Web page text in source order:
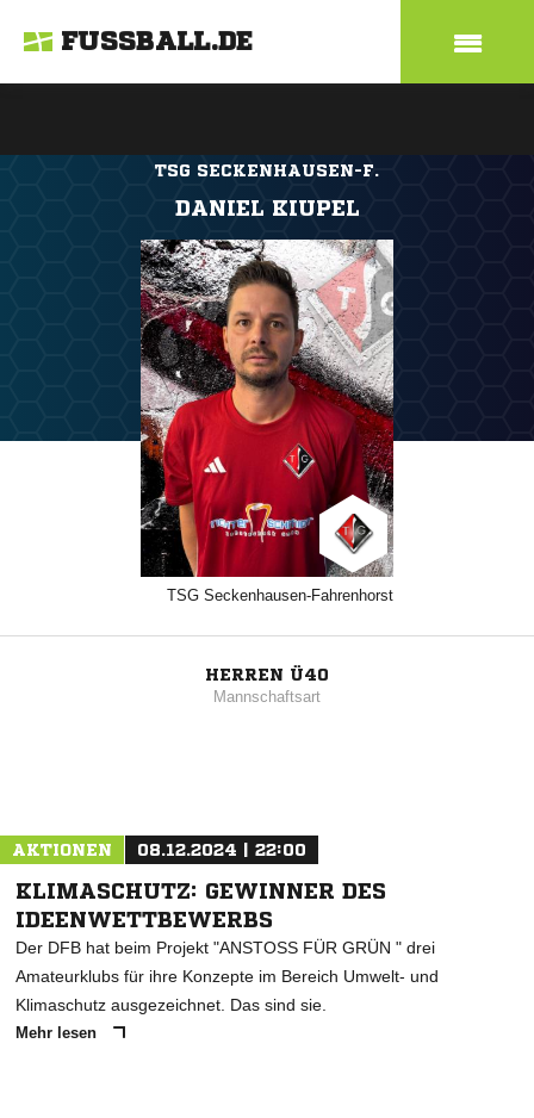
FUSSBALL.DE
TSG SECKENHAUSEN-F.
DANIEL KIUPEL
TSG Seckenhausen-Fahrenhorst
HERREN Ü40
Mannschaftsart
AKTIONEN 08.12.2024 | 22:00
KLIMASCHUTZ: GEWINNER DES
IDEENWETTBEWERBS
Der DFB hat beim Projekt "ANSTOSS FÜR GRÜN " drei
Amateurklubs für ihre Konzepte im Bereich Umwelt- und
Klimaschutz ausgezeichnet. Das sind sie.
Mehr lesen